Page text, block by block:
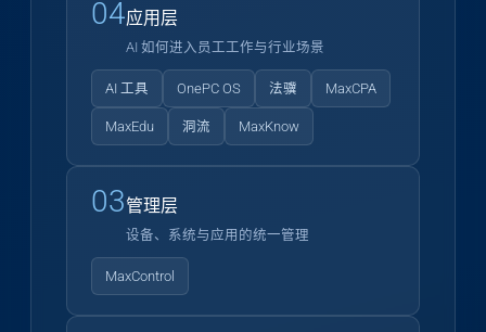
04应用层
AI 如何进入员工工作与行业场景
AI 工具 OnePC OS 法骥 MaxCPA
MaxEdu 洞流 MaxKnow
03管理层
设备、系统与应用的统一管理
MaxControl